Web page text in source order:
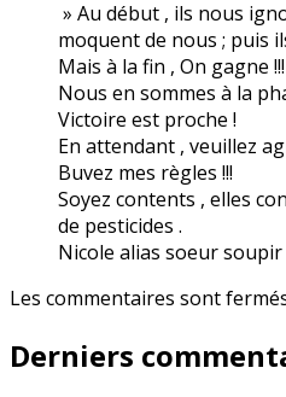
» Au début , ils nous
moquent de nous ; puis
Mais à la fin , On gagne !!!
Nous en sommes à la
Victoire est proche !
En attendant , veuillez
Buvez mes règles !!!
Soyez contents , elles
de pesticides .
Nicole alias soeur soupir
Les commentaires sont
Derniers